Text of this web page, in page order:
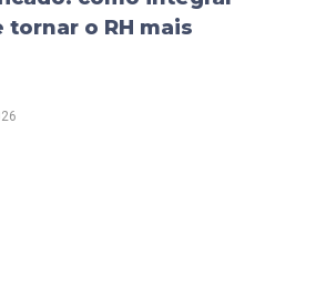
tornar o RH mais